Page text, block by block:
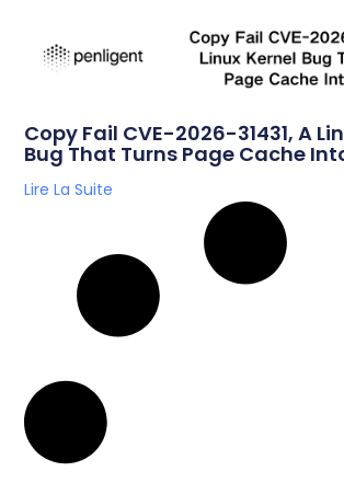
Copy Fail CVE-2026-31431, A
Bug That Turns Page Cache
Lire La Suite